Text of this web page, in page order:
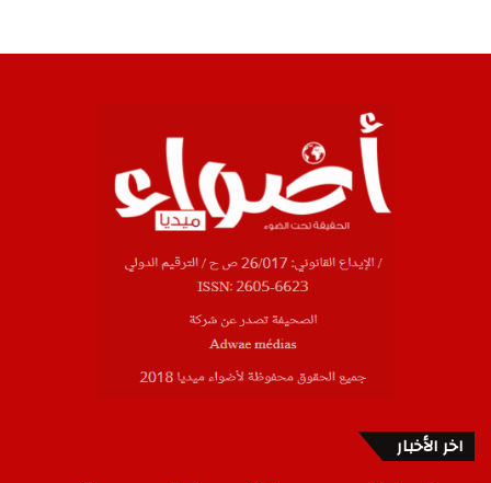
اخر الأخبار